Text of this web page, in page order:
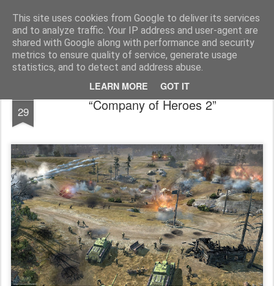
This site uses cookies from Google to deliver its services
and to analyze traffic. Your IP address and user-agent are
shared with Google along with performance and security
metrics to ensure quality of service, generate usage
statistics, and to detect and address abuse.
LEARN MORE GOT IT
Filmid, mängud ja muu huvitav! Filmi-, mängu- ja tootearvustused, TOP nimekirjad ja palju muud huvitavat.
Pages
29 “Company of Heroes 2”